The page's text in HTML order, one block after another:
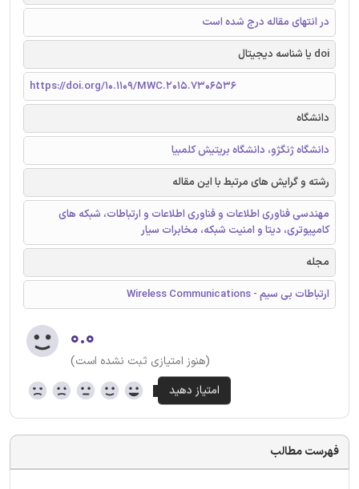
در انتهای مقاله درج شده است
doi یا شناسه دیجیتال
https://doi.org/10.1109/MWC.2015.7306536
دانشگاه
دانشگاه ژنگژو، دانشگاه بریتیش کلمبیا
رشته و گرایش های مرتبط با این مقاله
مهندسی فناوری اطلاعات و فناوری اطلاعات و ارتباطات، شبکه های
کامپیوتری، دیتا و امنیت شبکه، مخابرات سیار
مجله
ارتباطات بی سیم - Wireless Communications
۰.۰
(هنوز امتیازی ثبت نشده است)
فهرست مطالب